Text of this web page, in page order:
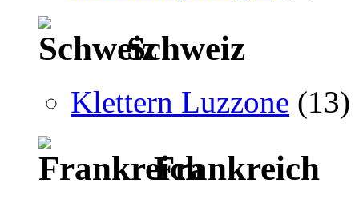
Schweiz
Klettern Luzzone (13)
Frankreich